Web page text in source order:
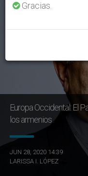
Europa Occidental: El
los armenios
JUN 28, 2020 14:39
LARISSA I. LÓPEZ
Gracias.